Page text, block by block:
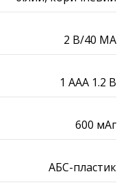
2 В/40 МА
1 AAA 1.2 В
600 мАг
АБС-пластик